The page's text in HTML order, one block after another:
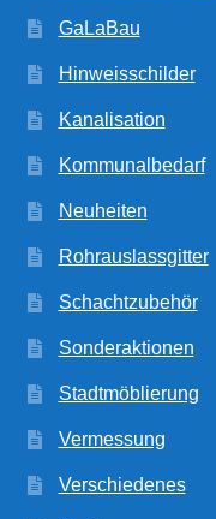
GaLaBau
Hinweisschilder
Kanalisation
Kommunalbedarf
Neuheiten
Rohrauslassgitter
Schachtzubehör
Sonderaktionen
Stadtmöblierung
Vermessung
Verschiedenes